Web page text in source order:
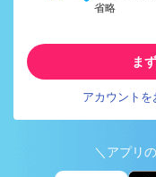
省略
ま
アカウントを
＼アプリ